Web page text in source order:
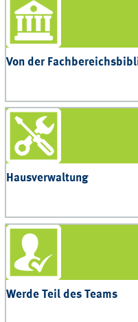
Von der
Hausverwaltung
Werde Teil des Teams